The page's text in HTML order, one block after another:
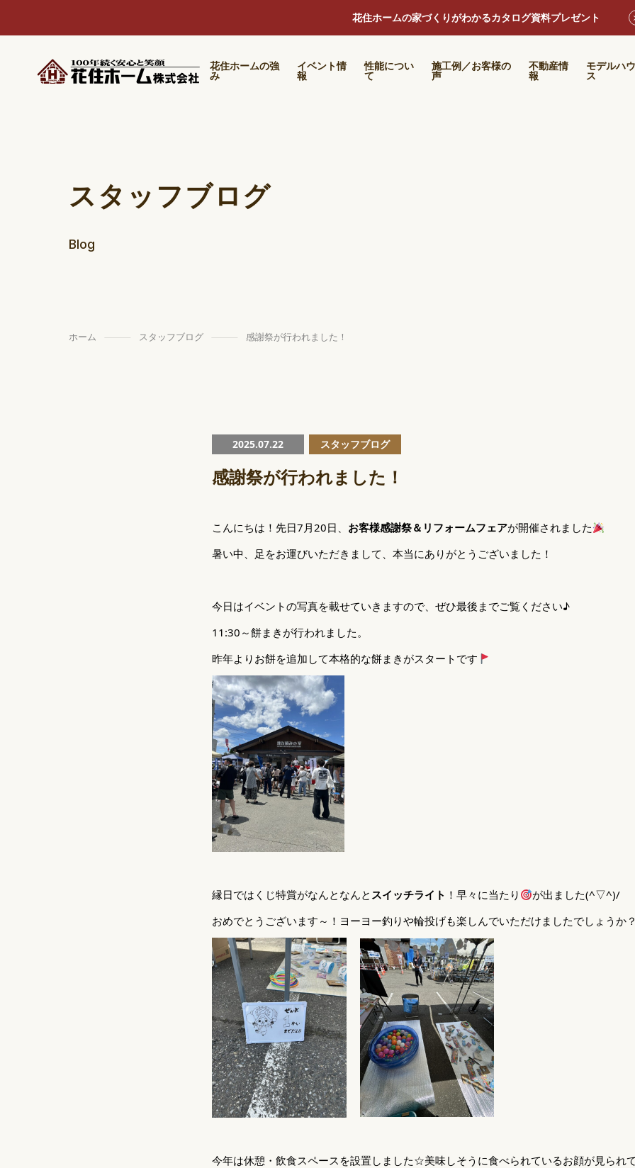
花住ホームの家づくりがわかるカタログ資料プレゼント
花住ホームの強
み
イベント情
報
性能につい
て
施工例／お客様の
声
不動産情
報
モデルハウ
ス
スタッフブログ
Blog
ホーム スタッフブログ 感謝祭が行われました！
2025.07.22 スタッフブログ
感謝祭が行われました！
こんにちは！先日7月20日、 お客様感謝祭＆リフォームフェアが開催されました
暑い中、足をお運びいただきまして、本当にありがとうございました！
今日はイベントの写真を載せていきますので、ぜひ最後までご覧ください♪
11:30～餅まきが行われました。
昨年よりお餅を追加して本格的な餅まきがスタートです
縁日ではくじ特賞がなんとなんと スイッチライト ！早々に当たり
が出ました(^▽^)/
おめでとうございます～！ヨーヨー釣りや輪投げも楽しんでいただけましたでしょうか？
今年は休憩・飲食スペースを設置しました☆美味しそうに食べられているお顔が見られ